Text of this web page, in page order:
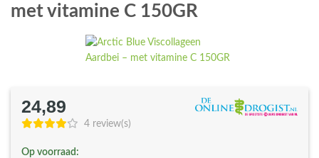
met vitamine C 150GR
24,89
4 review(s)
Op voorraad: